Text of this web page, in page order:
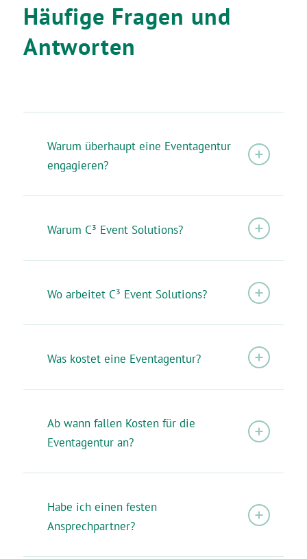
Häufige Fragen und
Antworten
Warum überhaupt eine Eventagentur
engagieren?
Warum C³ Event Solutions?
Wo arbeitet C³ Event Solutions?
Was kostet eine Eventagentur?
Ab wann fallen Kosten für die
Eventagentur an?
Habe ich einen festen
Ansprechpartner?